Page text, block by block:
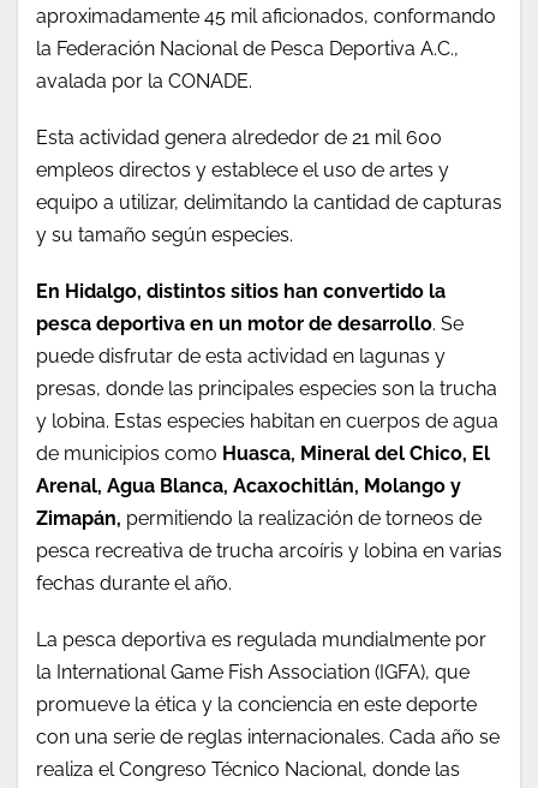
aproximadamente 45 mil aficionados, conformando
la Federación Nacional de Pesca Deportiva A.C.,
avalada por la CONADE.
Esta actividad genera alrededor de 21 mil 600
empleos directos y establece el uso de artes y
equipo a utilizar, delimitando la cantidad de capturas
y su tamaño según especies.
En Hidalgo, distintos sitios han convertido la
pesca deportiva en un motor de desarrollo. Se
puede disfrutar de esta actividad en lagunas y
presas, donde las principales especies son la trucha
y lobina. Estas especies habitan en cuerpos de agua
de municipios como Huasca, Mineral del Chico, El
Arenal, Agua Blanca, Acaxochitlán, Molango y
Zimapán, permitiendo la realización de torneos de
pesca recreativa de trucha arcoíris y lobina en varias
fechas durante el año.
La pesca deportiva es regulada mundialmente por
la International Game Fish Association (IGFA), que
promueve la ética y la conciencia en este deporte
con una serie de reglas internacionales. Cada año se
realiza el Congreso Técnico Nacional, donde las